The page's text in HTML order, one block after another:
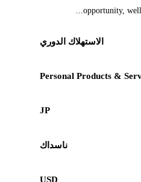
opportunity,
الاستهلاك الدوري
Personal Products &
JP
ناسداك
USD